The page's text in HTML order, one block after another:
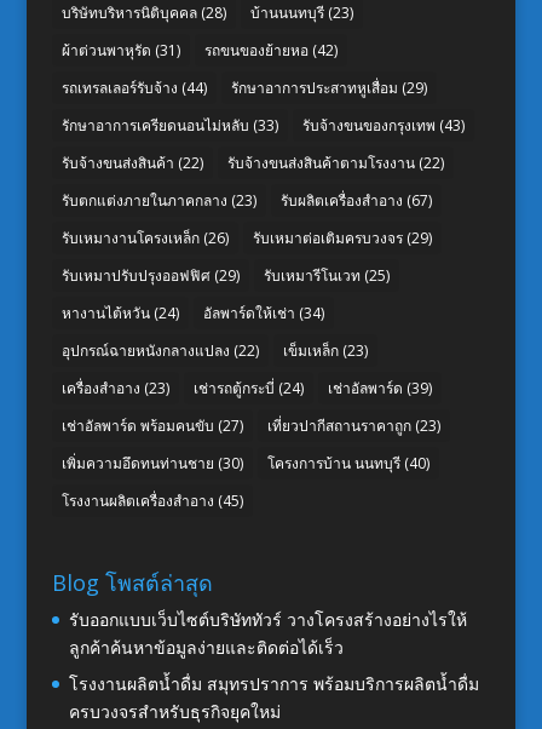
บริษัทบริหารนิติบุคคล(28) บ้านนนทบุรี(23)
ผ้าต่วนพาหุรัด (31) รถขนของย้ายหอ(42)
รถเทรลเลอร์รับจ้าง (44) รักษาอาการประสาทหูเสื่อม (29)
รักษาอาการเครียดนอนไม่หลับ (33) รับจ้างขนของกรุงเทพ (43)
รับจ้างขนส่งสินค้า (22) รับจ้างขนส่งสินค้าตามโรงงาน(22)
รับตกแต่งภายในภาคกลาง (23) รับผลิตเครื่องสำอาง (67)
รับเหมางานโครงเหล็ก(26) รับเหมาต่อเติมครบวงจร(29)
รับเหมาปรับปรุงออฟฟิศ(29) รับเหมารีโนเวท (25)
หางานไต้หวัน(24) อัลพาร์ดให้เช่า (34)
อุปกรณ์ฉายหนังกลางแปลง (22) เข็มเหล็ก(23)
เครื่องสำอาง (23) เช่ารถตู้กระบี่ (24) เช่าอัลพาร์ด (39)
เช่าอัลพาร์ด พร้อมคนขับ (27) เที่ยวปากีสถานราคาถูก(23)
เพิ่มความอึดทนท่านชาย (30) โครงการบ้าน นนทบุรี(40)
โรงงานผลิตเครื่องสำอาง (45)
Blog โพสต์ล่าสุด
รับออกแบบเว็บไซต์บริษัททัวร์ วางโครงสร้างอย่างไรให้
ลูกค้าค้นหาข้อมูลง่ายและติดต่อได้เร็ว
โรงงานผลิตน้ำดื่ม สมุทรปราการ พร้อมบริการผลิตน้ำดื่ม
ครบวงจรสำหรับธุรกิจยุคใหม่